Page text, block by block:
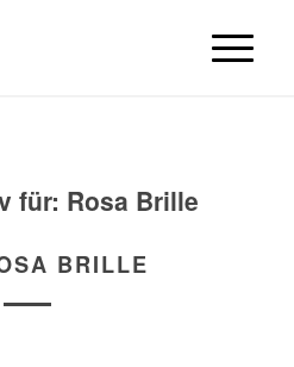
für: Rosa Brille
BRILLE